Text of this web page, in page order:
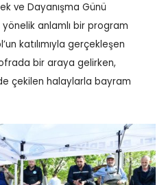
ve Dayanışma Günü
anlamlı bir program
katılımıyla gerçekleşen
bir araya gelirken,
çekilen halaylarla bayram